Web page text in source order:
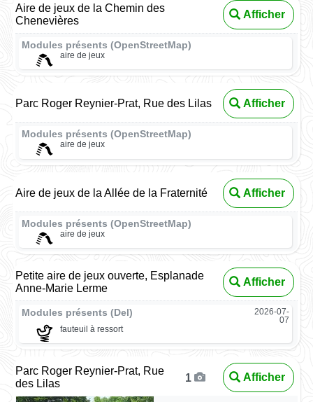
Aire de jeux de la Chemin des
Chenevières
Afficher
Modules présents (OpenStreetMap)
aire de jeux
Parc Roger Reynier-Prat, Rue des Lilas Afficher
Modules présents (OpenStreetMap)
aire de jeux
Aire de jeux de la Allée de la Fraternité Afficher
Modules présents (OpenStreetMap)
aire de jeux
Petite aire de jeux ouverte, Esplanade
Anne-Marie Lerme
Afficher
Modules présents (Del)
2026-07-
07
fauteuil à ressort
Parc Roger Reynier-Prat, Rue
des Lilas
1 Afficher